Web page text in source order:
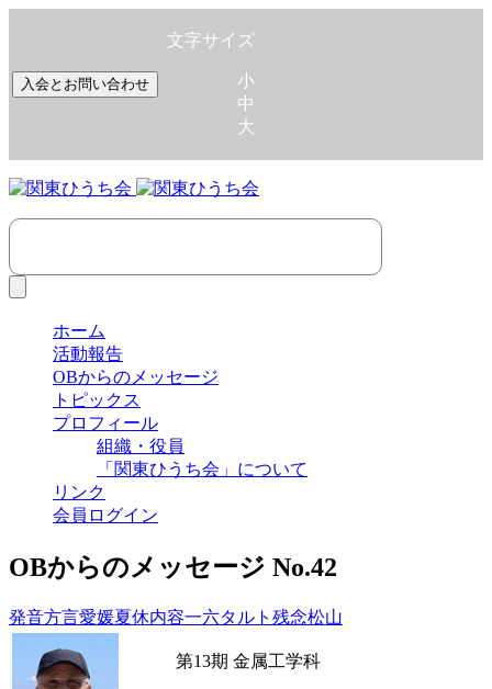
入会とお問い合わせ
文字サイズ
小
中
大
ホーム
活動報告
OBからのメッセージ
トピックス
プロフィール
組織・役員
「関東ひうち会」について
リンク
会員ログイン
OBからのメッセージ No.42
発音方言愛媛夏休内容一六タルト 残念松山
第13期 金属工学科